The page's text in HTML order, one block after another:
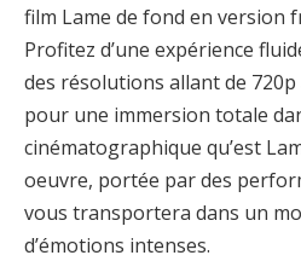
film Lame de fond en version
Profitez d’une expérience
des résolutions allant de 720p
pour une immersion totale
cinématographique qu’est
oeuvre, portée par des
vous transportera dans un
d’émotions intenses.